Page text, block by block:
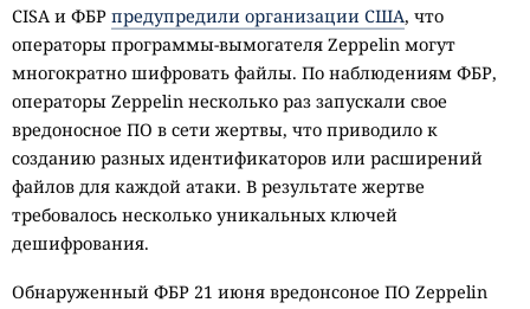
CISA и ФБР предупредили организации США, что
операторы программы-вымогателя Zeppelin могут
многократно шифровать файлы. По наблюдениям ФБР,
операторы Zeppelin несколько раз запускали свое
вредоносное ПО в сети жертвы, что приводило к
созданию разных идентификаторов или расширений
файлов для каждой атаки. В результате жертве
требовалось несколько уникальных ключей
дешифрования.
Обнаруженный ФБР 21 июня вредонсоное ПО Zeppelin